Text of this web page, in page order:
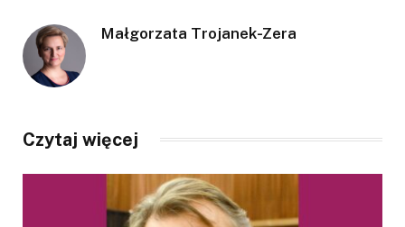
Małgorzata Trojanek-Zera
Czytaj więcej